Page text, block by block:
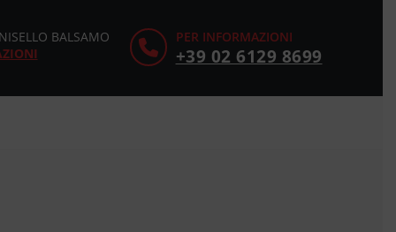
PER INFORMAZIONI
+39 02 6129 8699
BALSAMO